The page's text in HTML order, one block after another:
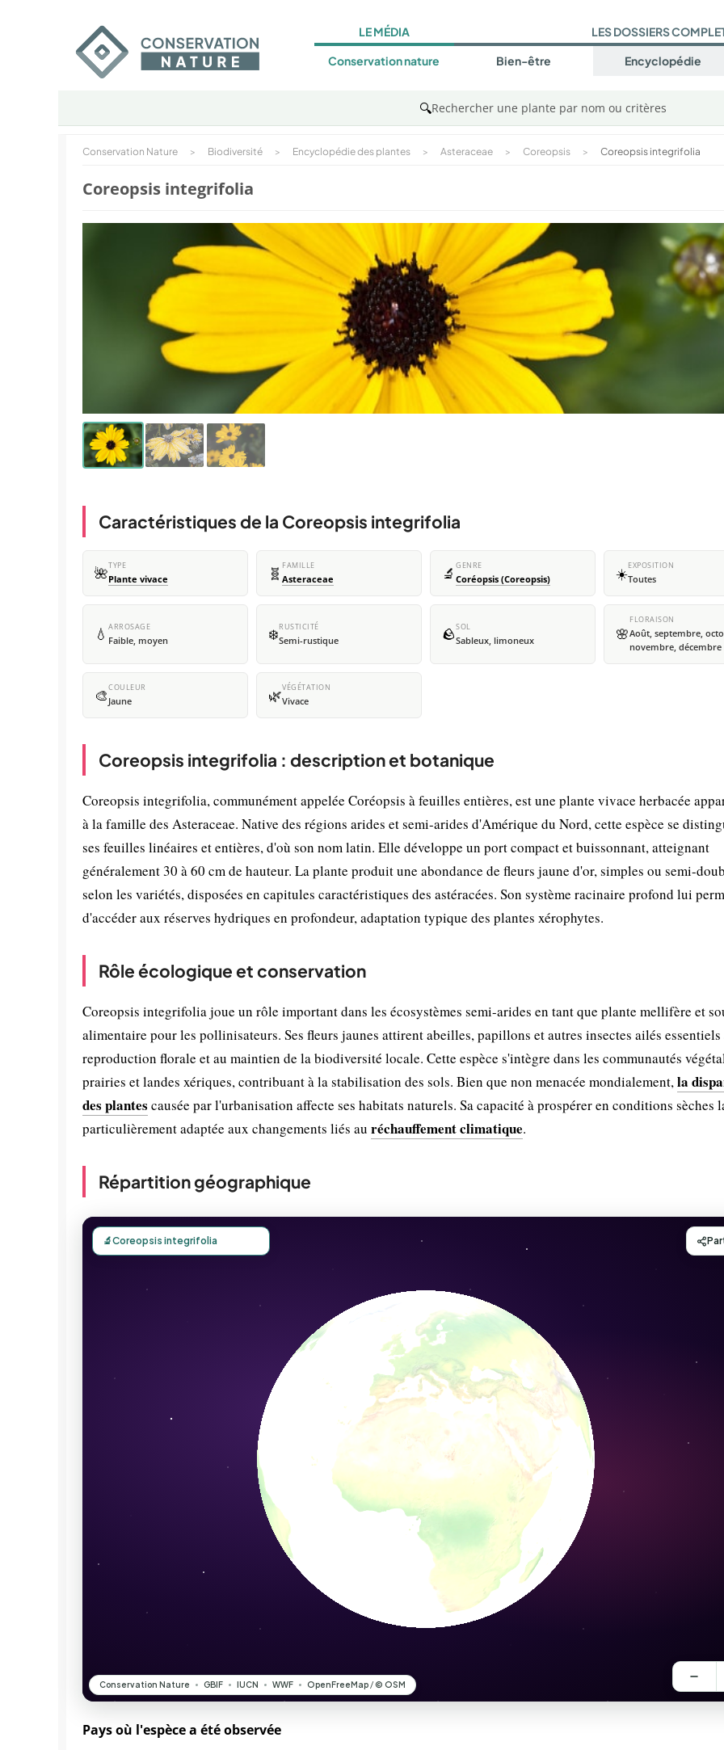
LE MÉDIA
Conservation nature
LES DOSSIERS
Bien-être Encyclopédie
🔍Rechercher une plante par nom ou critères
Conservation Nature > Biodiversité > Encyclopédie des plantes > Asteraceae > Coreopsis > Coreopsis integrifolia
Coreopsis integrifolia
Caractéristiques de la Coreopsis integrifolia
🌺TYPE
Plante vivace 🧬 FAMILLE
Asteraceae 🔬 GENRE
Coréopsis (Coreopsis) ☀️EXPOSITION
Toutes
💧 ARROSAGE
Faible, moyen ❄️RUSTICITÉ
Semi-rustique 🪨SOL
Sableux, limoneux 🌸
FLORAISON
Août, septembre,
novembre, décembre
🎨COULEUR
Jaune 🌿VÉGÉTATION
Vivace
Coreopsis integrifolia : description et botanique
Coreopsis integrifolia, communément appelée Coréopsis à feuilles entières, est une plante vivace herbacée
à la famille des Asteraceae. Native des régions arides et semi-arides d'Amérique du Nord, cette espèce se
ses feuilles linéaires et entières, d'où son nom latin. Elle développe un port compact et buissonnant, atteignant
généralement 30 à 60 cm de hauteur. La plante produit une abondance de fleurs jaune d'or, simples ou semi-
selon les variétés, disposées en capitules caractéristiques des astéracées. Son système racinaire profond lui
d'accéder aux réserves hydriques en profondeur, adaptation typique des plantes xérophytes.
Rôle écologique et conservation
Coreopsis integrifolia joue un rôle important dans les écosystèmes semi-arides en tant que plante mellifère et
alimentaire pour les pollinisateurs. Ses fleurs jaunes attirent abeilles, papillons et autres insectes ailés essentiels
reproduction florale et au maintien de la biodiversité locale. Cette espèce s'intègre dans les communautés
prairies et landes xériques, contribuant à la stabilisation des sols. Bien que non menacée mondialement,la
des plantes causée par l'urbanisation affecte ses habitats naturels. Sa capacité à prospérer en conditions sèches
particulièrement adaptée aux changements liés au réchauffement climatique.
Répartition géographique
Pays où l'espèce a été observée